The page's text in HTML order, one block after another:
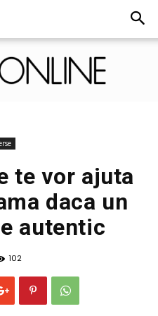
Online
te vor ajuta
daca un
autentic
102